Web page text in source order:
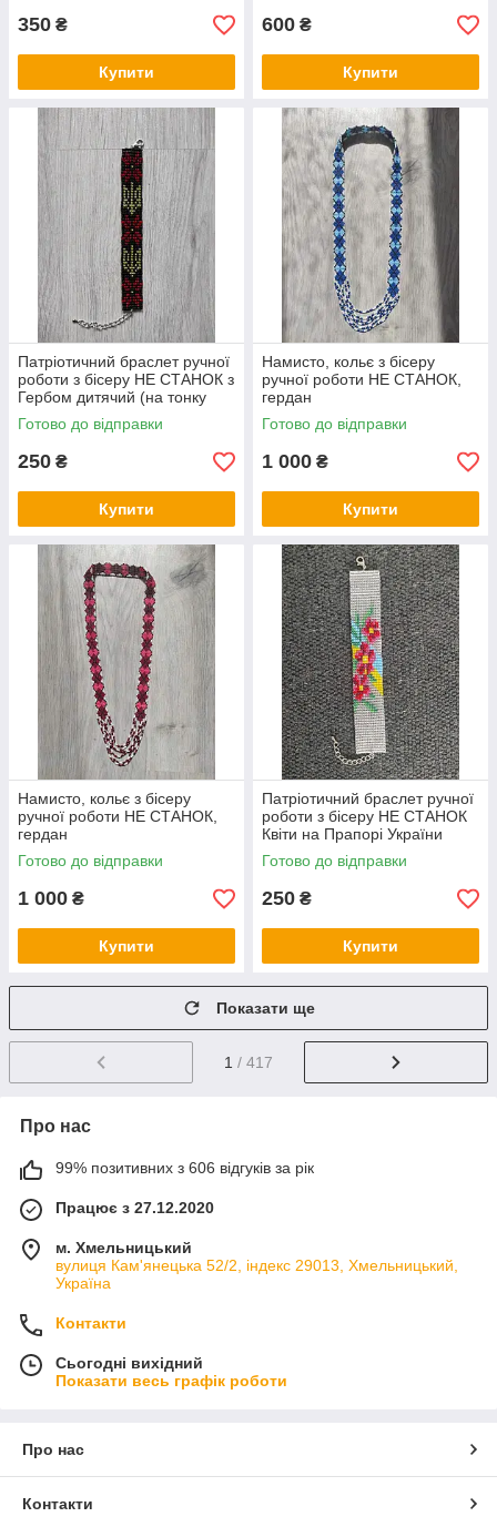
350 ₴
Купити
600 ₴
Купити
Патріотичний браслет ручної
роботи з бісеру НЕ СТАНОК з
Гербом дитячий (на тонку
руку)
Готово до відправки
250 ₴
Купити
Намисто, кольє з бісеру
ручної роботи НЕ СТАНОК,
гердан
Готово до відправки
1 000 ₴
Купити
Намисто, кольє з бісеру
ручної роботи НЕ СТАНОК,
гердан
Готово до відправки
1 000 ₴
Купити
Патріотичний браслет ручної
роботи з бісеру НЕ СТАНОК
Квіти на Прапорі України
Готово до відправки
250 ₴
Купити
Показати ще
1 / 417
Про нас
99% позитивних з 606 відгуків за рік
Працює з 27.12.2020
м. Хмельницький
вулиця Кам'янецька 52/2, індекс 29013, Хмельницький,
Україна
Контакти
Сьогодні вихідний
Показати весь графік роботи
Про нас
Контакти